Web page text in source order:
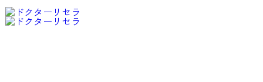
Dr.Recella Academy
について